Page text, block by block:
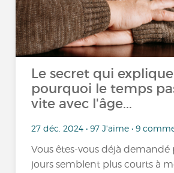
Le secret qui explique
pourquoi le temps
vite avec l'âge...
27 déc. 2024 • 97 J'aime • 9
Vous êtes-vous déjà demandé
jours semblent plus courts à